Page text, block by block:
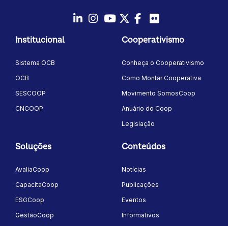
Instagram
YoutubeTwitter/X
Facebook
Institucional
Sistema OCB
OCB
SESCOOP
CNCOOP
Cooperativismo
Conheça o Cooperativismo
Como Montar Cooperativa
Movimento SomosCoop
Anuário do Coop
Legislação
Soluções
AvaliaCoop
CapacitaCoop
ESGCoop
GestãoCoop
Conteúdos
Notícias
Publicações
Eventos
Informativos